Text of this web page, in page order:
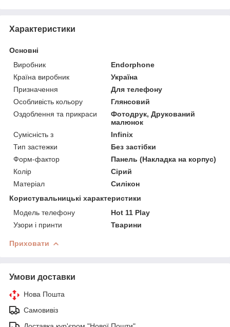
Характеристики
Основні
Виробник
Endorphone
Країна виробник
Україна
Призначення
Для телефону
Особливість кольору
Глянсовий
Оздоблення та прикраси
Фотодрук, Друкований
малюнок
Сумісність з
Infinix
Тип застежки
Без застібки
Форм-фактор
Панель (Накладка на корпус)
Колір
Сірий
Матеріал
Силікон
Користувальницькі характеристики
Модель телефону
Hot 11 Play
Узори і принти
Тварини
Приховати
Умови доставки
Нова Пошта
Самовивіз